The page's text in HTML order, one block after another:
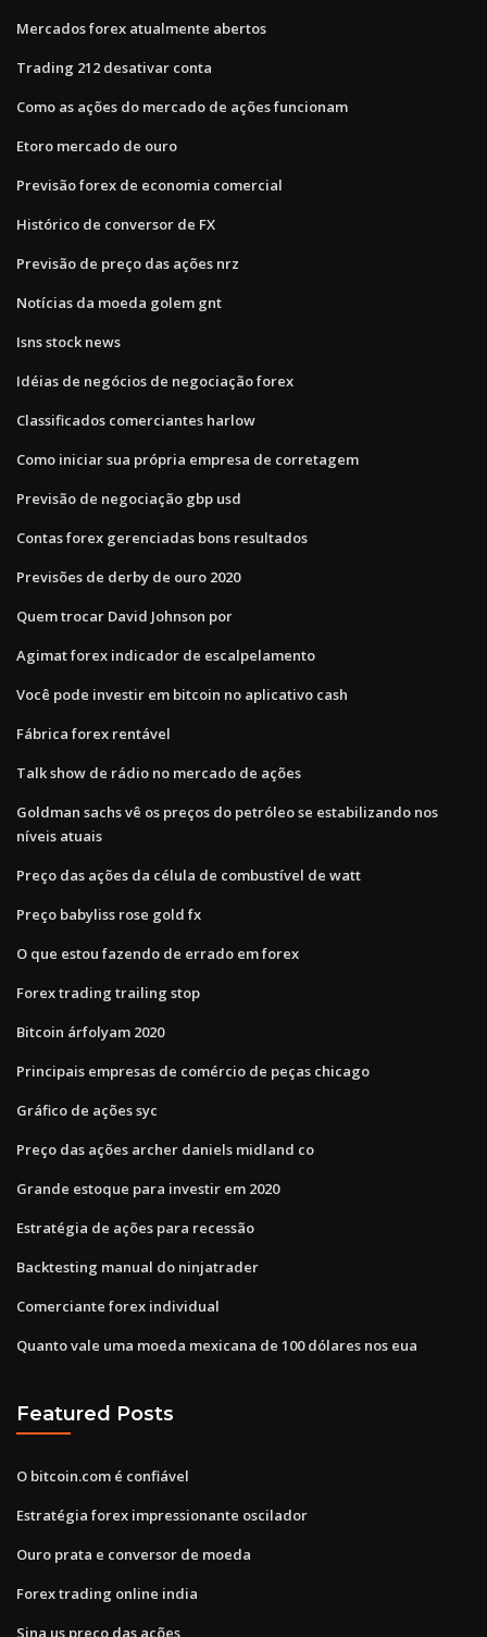
Mercados forex atualmente abertos
Trading 212 desativar conta
Como as ações do mercado de ações funcionam
Etoro mercado de ouro
Previsão forex de economia comercial
Histórico de conversor de FX
Previsão de preço das ações nrz
Notícias da moeda golem gnt
Isns stock news
Idéias de negócios de negociação forex
Classificados comerciantes harlow
Como iniciar sua própria empresa de corretagem
Previsão de negociação gbp usd
Contas forex gerenciadas bons resultados
Previsões de derby de ouro 2020
Quem trocar David Johnson por
Agimat forex indicador de escalpelamento
Você pode investir em bitcoin no aplicativo cash
Fábrica forex rentável
Talk show de rádio no mercado de ações
Goldman sachs vê os preços do petróleo se estabilizando nos
níveis atuais
Preço das ações da célula de combustível de watt
Preço babyliss rose gold fx
O que estou fazendo de errado em forex
Forex trading trailing stop
Bitcoin árfolyam 2020
Principais empresas de comércio de peças chicago
Gráfico de ações syc
Preço das ações archer daniels midland co
Grande estoque para investir em 2020
Estratégia de ações para recessão
Backtesting manual do ninjatrader
Comerciante forex individual
Quanto vale uma moeda mexicana de 100 dólares nos eua
Featured Posts
O bitcoin.com é confiável
Estratégia forex impressionante oscilador
Ouro prata e conversor de moeda
Forex trading online india
Sina us preço das ações